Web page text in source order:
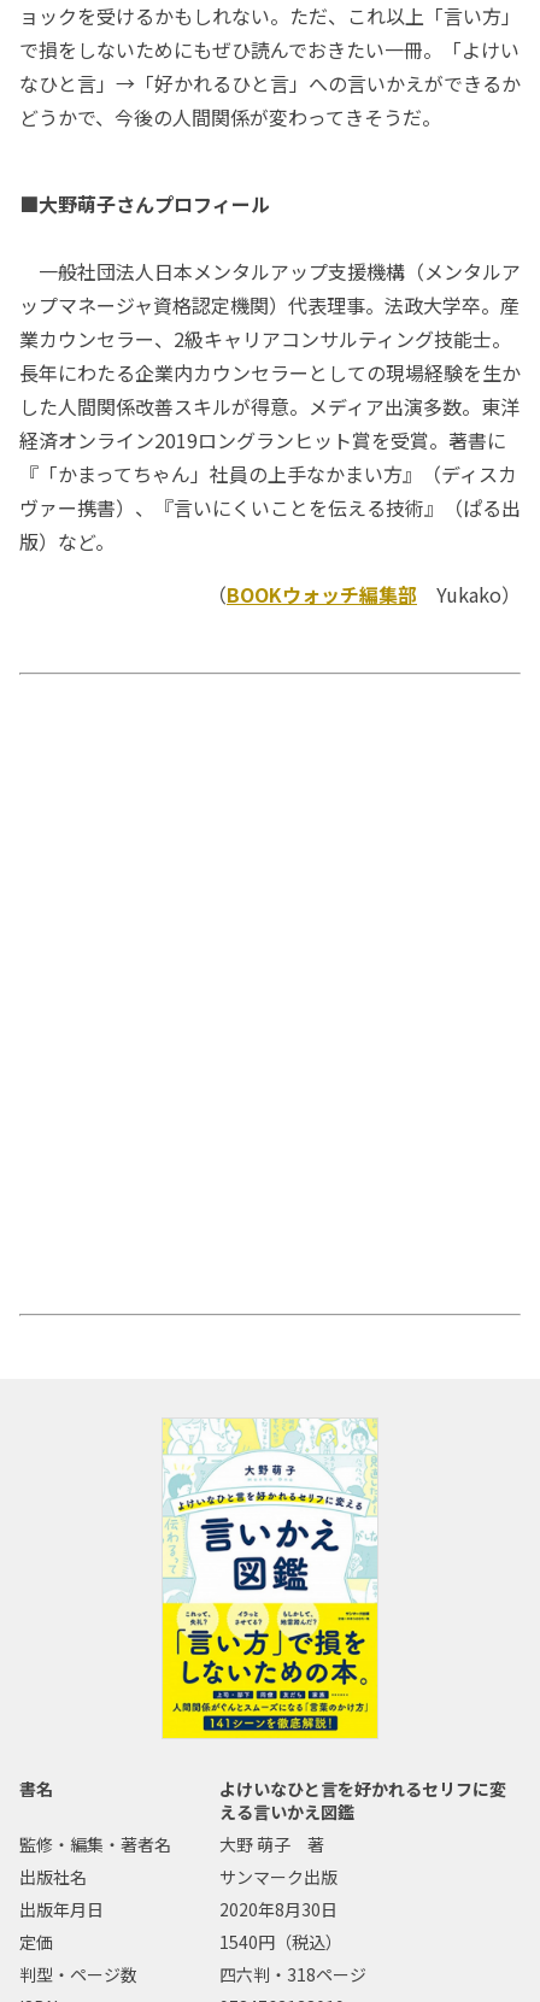
ョックを受けるかもしれない。ただ、これ以上「言い方」
で損をしないためにもぜひ読んでおきたい一冊。「よけい
なひと言」→「好かれるひと言」への言いかえができるか
どうかで、今後の人間関係が変わってきそうだ。
■大野萌子さんプロフィール
一般社団法人日本メンタルアップ支援機構（メンタルア
ップマネージャ資格認定機関）代表理事。法政大学卒。産
業カウンセラー、2級キャリアコンサルティング技能士。
長年にわたる企業内カウンセラーとしての現場経験を生か
した人間関係改善スキルが得意。メディア出演多数。東洋
経済オンライン2019ロングランヒット賞を受賞。著書に
『「かまってちゃん」社員の上手なかまい方』（ディスカ
ヴァー携書）、『言いにくいことを伝える技術』（ぱる出
版）など。
（BOOKウォッチ編集部 Yukako）
書名
よけいなひと言を好かれるセリフに変
える言いかえ図鑑
監修・編集・著者名
大野 萌子 著
出版社名
サンマーク出版
出版年月日
2020年8月30日
定価
1540円（税込）
判型・ページ数
四六判・318ページ